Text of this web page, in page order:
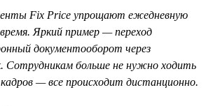
Fix Price упрощают ежедневную
Яркий пример — переход
документооборот через
Сотрудникам больше не нужно ходить
— все происходит дистанционно.